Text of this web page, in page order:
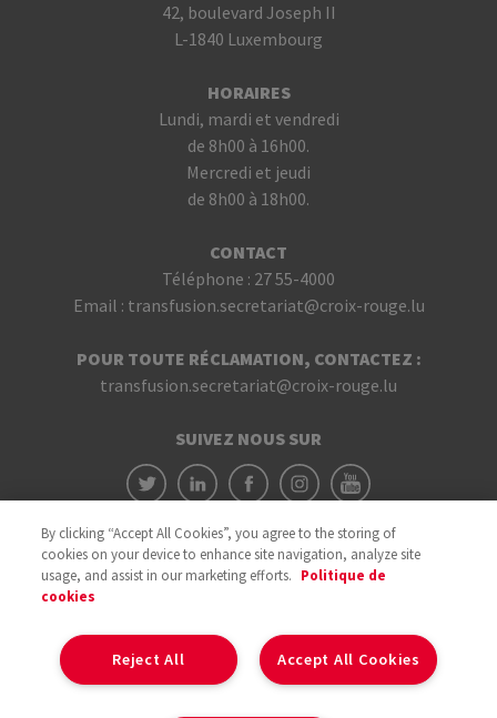
42, boulevard Joseph II
L-1840 Luxembourg
HORAIRES
Lundi, mardi et vendredi
de 8h00 à 16h00.
Mercredi et jeudi
de 8h00 à 18h00.
CONTACT
Téléphone : 27 55-4000
Email : transfusion.secretariat@croix-rouge.lu
POUR TOUTE RÉCLAMATION, CONTACTEZ :
transfusion.secretariat@croix-rouge.lu
SUIVEZ NOUS SUR
By clicking “Accept All Cookies”, you agree to the storing of
cookies on your device to enhance site navigation, analyze site
usage, and assist in our marketing efforts. Politique de
cookies
Accept All Cookies
Reject All